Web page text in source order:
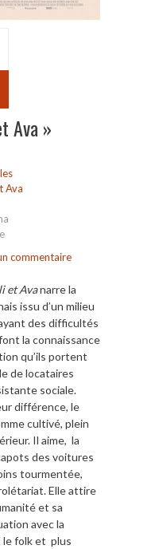
Ava »
Ava
commentaire
et Avanarre la
issu d’un milieu
des difficultés
la connaissance
qu’ils portent
de locataires
sociale.
différence, le
cultivé, plein
Il aime, la
des voitures
tourmentée,
Elle attire
et sa
avec la
le folk et plus